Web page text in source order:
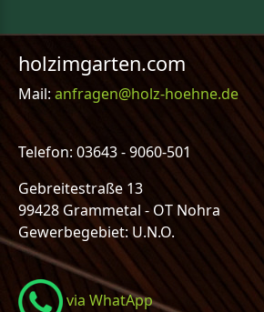
holzimgarten.com
Mail:anfragen@holz-hoehne.de
Telefon: 03643 - 9060-501
Gebreitestraße 13
99428 Grammetal - OT Nohra
Gewerbegebiet: U.N.O.
via WhatApp